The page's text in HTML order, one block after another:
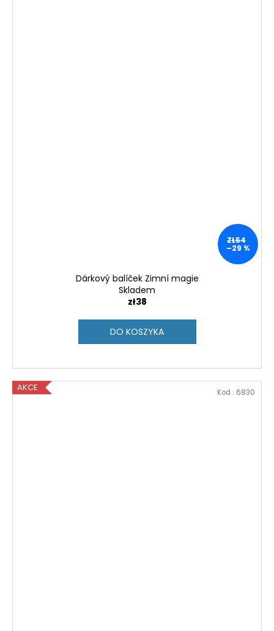
ZŁ54
–29 %
Dárkový balíček Zimní magie
Skladem
zł38
DO KOSZYKA
AKCE Kod : 6830